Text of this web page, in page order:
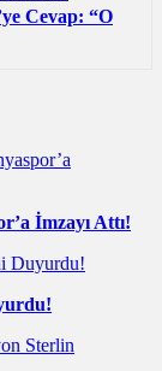
Cevap: “O
İmzayı Attı!